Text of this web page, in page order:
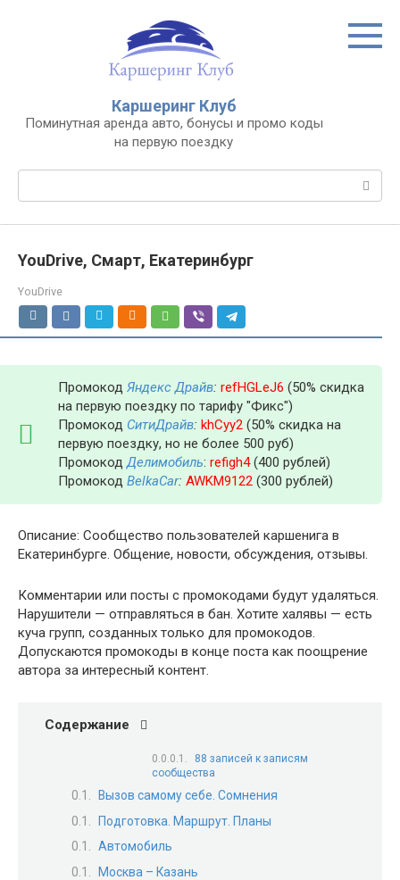
Каршеринг Клуб
Поминутная аренда авто, бонусы и промо коды
на первую поездку
Поиск:
YouDrive, Смарт, Екатеринбург
YouDrive
Промокод Яндекс Драйв: refHGLeJ6 (50% скидка
на первую поездку по тарифу "Фикс")
Промокод СитиДрайв: khCyy2 (50% скидка на
первую поездку, но не более 500 руб)
ПромокодДелимобиль: refigh4(400 рублей)
Промокод BelkaCar: AWKM9122 (300 рублей)
Описание: Сообщество пользователей каршенига в
Екатеринбурге. Общение, новости, обсуждения, отзывы.
Комментарии или посты с промокодами будут удаляться.
Нарушители — отправляться в бан. Хотите халявы — есть
куча групп, созданных только для промокодов.
Допускаются промокоды в конце поста как поощрение
автора за интересный контент.
Содержание
88 записей к записям
сообщества
Вызов самому себе. Сомнения
Подготовка. Маршрут. Планы
Автомобиль
Москва – Казань